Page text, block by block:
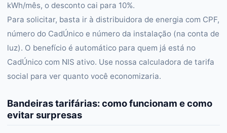
kWh/mês, o desconto cai para 10%.
Para solicitar, basta ir à distribuidora de energia com CPF,
número do CadÚnico e número da instalação (na conta de
luz). O benefício é automático para quem já está no
CadÚnico com NIS ativo. Use nossa calculadora de tarifa
social para ver quanto você economizaria.
Bandeiras tarifárias: como funcionam e como
evitar surpresas